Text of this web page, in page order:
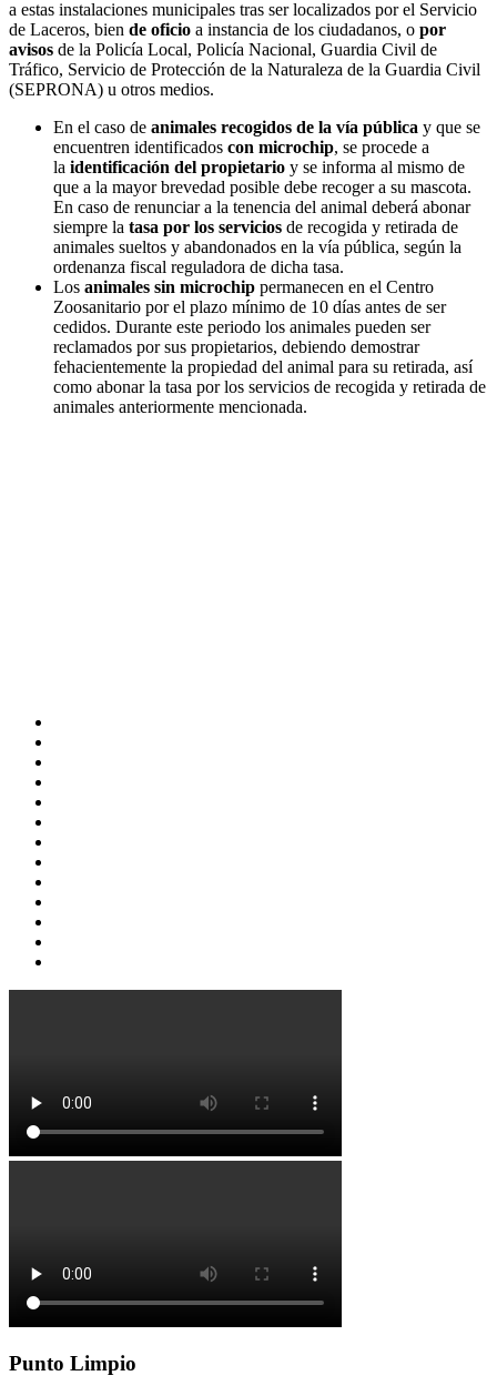
a estas instalaciones municipales tras ser localizados por el Servicio
de Laceros, bien de oficio a instancia de los ciudadanos, o por
avisos de la Policía Local, Policía Nacional, Guardia Civil de
Tráfico, Servicio de Protección de la Naturaleza de la Guardia Civil
(SEPRONA) u otros medios.
En el caso de animales recogidos de la vía pública y que se
encuentren identificados con microchip, se procede a
la identificación del propietario y se informa al mismo de
que a la mayor brevedad posible debe recoger a su mascota.
En caso de renunciar a la tenencia del animal deberá abonar
siempre la tasa por los servicios de recogida y retirada de
animales sueltos y abandonados en la vía pública, según la
ordenanza fiscal reguladora de dicha tasa.
Los animales sin microchip permanecen en el Centro
Zoosanitario por el plazo mínimo de 10 días antes de ser
cedidos. Durante este periodo los animales pueden ser
reclamados por sus propietarios, debiendo demostrar
fehacientemente la propiedad del animal para su retirada, así
como abonar la tasa por los servicios de recogida y retirada de
animales anteriormente mencionada.
Punto Limpio